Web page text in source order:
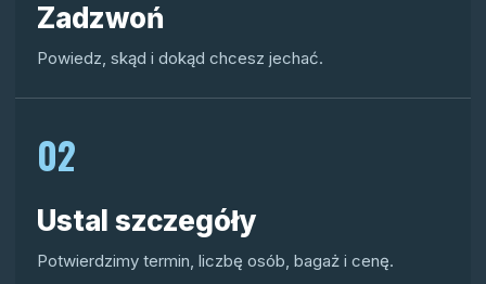
Zadzwoń
Powiedz, skąd i dokąd chcesz jechać.
02
Ustal szczegóły
Potwierdzimy termin, liczbę osób, bagaż i cenę.